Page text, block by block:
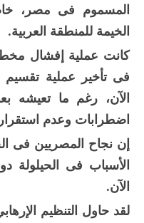
المسموم فى مصر،
الخيمة للمنطقة العربية.
كانت عملية إفشال
الآن، رغم ما تعيشه
اضطرابات وعدم استقرار
إن نجاح المصريين فى
الأسباب فى الحيلولة
الآن.
لقد حاول التنظيم